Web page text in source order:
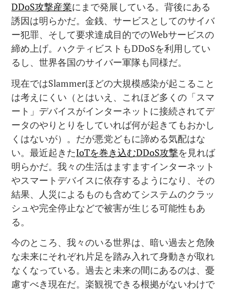
DDoS攻撃産業にまで発展している。背後にある
誘因は明らかだ。金銭、サービスとしてのサイバ
ー犯罪、そして要求達成目的でのWebサービスの
締め上げ。ハクティビストもDDoSを利用してい
るし、世界各国のサイバー軍隊も同様だ。
現在ではSlammerほどの大規模感染が起こること
は考えにくい（とはいえ、これほど多くの「スマ
ート」デバイスがインターネットに接続されてデ
ータのやりとりをしていれば何が起きてもおかし
くはないが）。だが悪党どもに諦める気配はな
い。最近起きたIoTを巻き込むDDoS攻撃を見れば
明らかだ。我々の生活はますますインターネット
やスマートデバイスに依存するようになり、その
結果、人災によるものも含めてシステムのクラッ
シュや完全停止などで被害が生じる可能性もあ
る。
今のところ、我々のいる世界は、暗い過去と危険
な未来にそれぞれ片足を踏み入れて身動きが取れ
なくなっている。過去と未来の間にあるのは、憂
慮すべき現在だ。楽観視できる根拠がないわけで